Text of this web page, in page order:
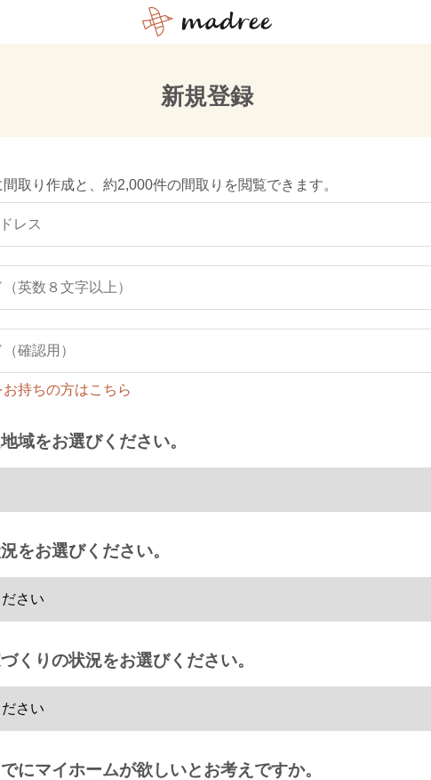
新規登録
取り作成と、約2,000件の間取りを閲覧できます。
持ちの方はこちら
域をお選びください。
をお選びください。
くりの状況をお選びください。
にマイホームが欲しいとお考えですか。